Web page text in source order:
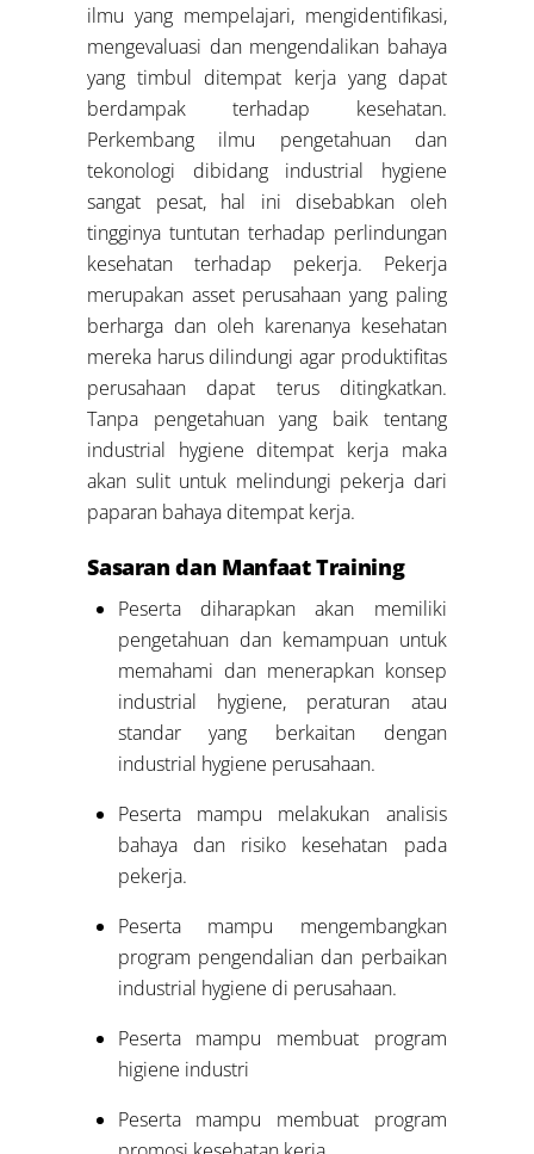
ilmu yang mempelajari, mengidentifikasi,
mengevaluasi dan mengendalikan bahaya
yang timbul ditempat kerja yang dapat
berdampak terhadap kesehatan.
Perkembang ilmu pengetahuan dan
tekonologi dibidang industrial hygiene
sangat pesat, hal ini disebabkan oleh
tingginya tuntutan terhadap perlindungan
kesehatan terhadap pekerja. Pekerja
merupakan asset perusahaan yang paling
berharga dan oleh karenanya kesehatan
mereka harus dilindungi agar produktifitas
perusahaan dapat terus ditingkatkan.
Tanpa pengetahuan yang baik tentang
industrial hygiene ditempat kerja maka
akan sulit untuk melindungi pekerja dari
paparan bahaya ditempat kerja.
Sasaran dan Manfaat Training
Peserta diharapkan akan memiliki
pengetahuan dan kemampuan untuk
memahami dan menerapkan konsep
industrial hygiene, peraturan atau
standar yang berkaitan dengan
industrial hygiene perusahaan.
Peserta mampu melakukan analisis
bahaya dan risiko kesehatan pada
pekerja.
Peserta mampu mengembangkan
program pengendalian dan perbaikan
industrial hygiene di perusahaan.
Peserta mampu membuat program
higiene industri
Peserta mampu membuat program